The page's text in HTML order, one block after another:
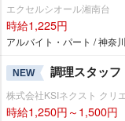
エクセルシオール湘南台
時給1,225円
アルバイト・パート / 神奈
NEW 調理スタッ
株式会社KSIネクスト クリ
時給1,250円～1,500円